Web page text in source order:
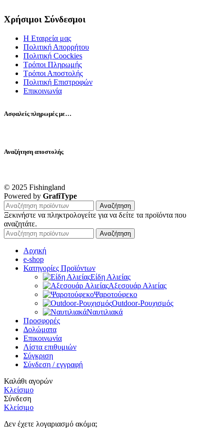
Χρήσιμοι Σύνδεσμοι
Η Εταιρεία μας
Πολιτική Απορρήτου
Πολιτική Coockies
Τρόποι Πληρωμής
Τρόποι Αποστολής
Πολιτική Επιστροφών
Επικοινωνία
Ασφαλείς πληρωμές με…
Αναζήτηση αποστολής
© 2025 Fishingland
Powered by GrafiType
Αναζήτηση
Ξεκινήστε να πληκτρολογείτε για να δείτε τα προϊόντα που
αναζητάτε.
Αναζήτηση
Αρχική
e-shop
Κατηγορίες Προϊόντων
Είδη Αλιείας
Αξεσουάρ Αλιείας
Ψαροτούφεκο
Outdoor-Ρουχισμός
Ναυτιλιακά
Προσφορές
Δολώματα
Επικοινωνία
Λίστα επιθυμιών
Σύγκριση
Σύνδεση / εγγραφή
Καλάθι αγορών
Κλείσιμο
Σύνδεση
Κλείσιμο
Δεν έχετε λογαριασμό ακόμα;